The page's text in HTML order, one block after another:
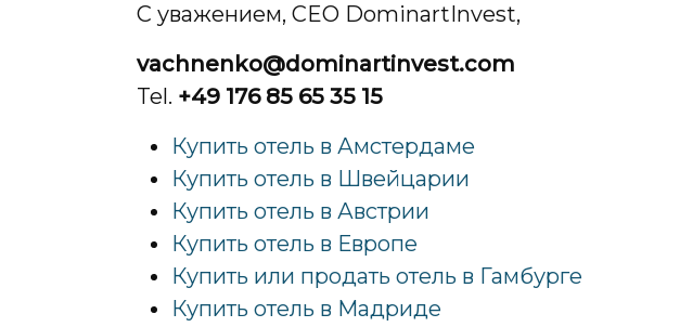
С уважением, CEO DominartInvest,
vachnenko@dominartinvest.com
Tel. +49 176 85 65 35 15
Купить отель в Амстердаме
Купить отель в Швейцарии
Купить отель в Австрии
Купить отель в Европе
Купить или продать отель в Гамбурге
Купить отель в Мадриде